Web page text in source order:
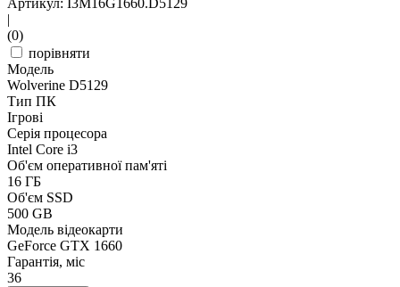
Артикул: I3M16G1660.D5129
|
(0)
порівняти
Модель
Wolverine D5129
Тип ПК
Ігрові
Серія процесора
Intel Core i3
Об'єм оперативної пам'яті
16 ГБ
Об'єм SSD
500 GB
Модель відеокарти
GeForce GTX 1660
Гарантія, міс
36